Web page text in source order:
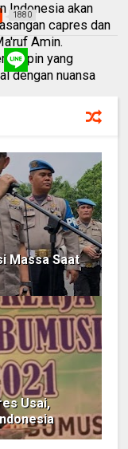
Indonesia akan
capres dan
Amin.
yang
dengan nuansa
Kridosono kita
deklarasi
ketua panitia
pers, Selasa
Jogja" ini tidak
akademis,
DIY dan
pernah atau
karena
pekerjaan
kelenturan
"Indonesia mini"
Alumni
ini karena
atau locus yang
Merauke berbaur
1880
Massa Saat
Usai,